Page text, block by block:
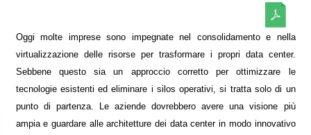
Oggi molte imprese sono impegnate nel consolidamento e nella
virtualizzazione delle risorse per trasformare i propri data center.
Sebbene questo sia un approccio corretto per ottimizzare le
tecnologie esistenti ed eliminare i silos operativi, si tratta solo di un
punto di partenza. Le aziende dovrebbero avere una visione più
ampia e guardare alle architetture dei data center in modo innovativo